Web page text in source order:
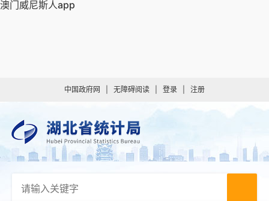
澳门威尼斯人app
中国政府网 无障碍阅读 登录 注册